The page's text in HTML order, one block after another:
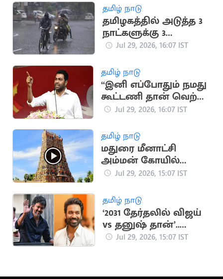
தமிழ் நாடு
தமிழகத்தில் அடுத்த 3
நாட்களுக்கு 3
மாவட்டங்களில்
Jul 29, 2026, 16:07 IST
தமிழ் நாடு
“இனி எப்போதும் நமது
கூட்டணி தான் வெற்றி
பெறும்”.. அமைச்சர்
Jul 29, 2026, 16:07 IST
தமிழ் நாடு
மதுரை மீனாட்சி
அம்மன் கோயில்
நிலமோசடி.. 19 பேர்
Jul 29, 2026, 15:07 IST
தமிழ் நாடு
‘2031 தேர்தலில் விஜய்
vs தனுஷ் தான்’..
விஜயின் ஜோதிடர்
Jul 29, 2026, 15:07 IST